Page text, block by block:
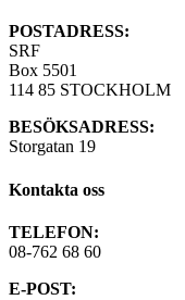
POSTADRESS:
SRF
Box 5501
114 85 STOCKHOLM
BESÖKSADRESS:
Storgatan 19
Kontakta oss
TELEFON:
08-762 68 60
E-POST: